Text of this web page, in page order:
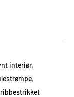
interiør,
,
ribbestrikket